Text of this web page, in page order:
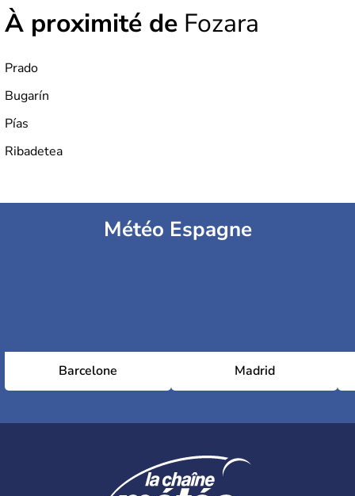
À proximité de Fozara
Prado
Bugarín
Pías
Ribadetea
Météo Espagne
Barcelone Madrid